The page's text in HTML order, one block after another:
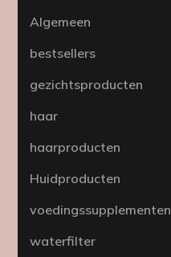
Algemeen
bestsellers
gezichtsproducten
haar
haarproducten
Huidproducten
voedingssupplementen
waterfilter